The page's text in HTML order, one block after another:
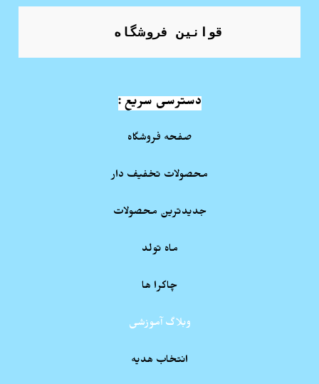
قوانین فروشگاه
دسترسی سریع :
صفحه فروشگاه
محصولات تخفیف دار
جدیدترین محصولات
ماه تولد
چاکرا ها
وبلاگ آموزشی
انتخاب هدیه